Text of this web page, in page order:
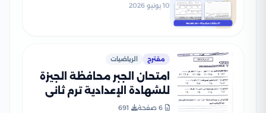
10 يونيو 2026
مقترح الرياضيات
امتحان الجبر محافظة الجيزة
للشهادة الإعدادية ترم ثاني
2026 مع نموذج إجابة مقترح
6 صفحة
691